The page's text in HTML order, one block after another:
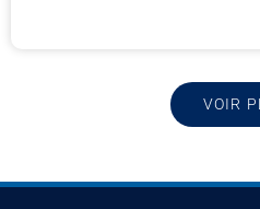
VOIR